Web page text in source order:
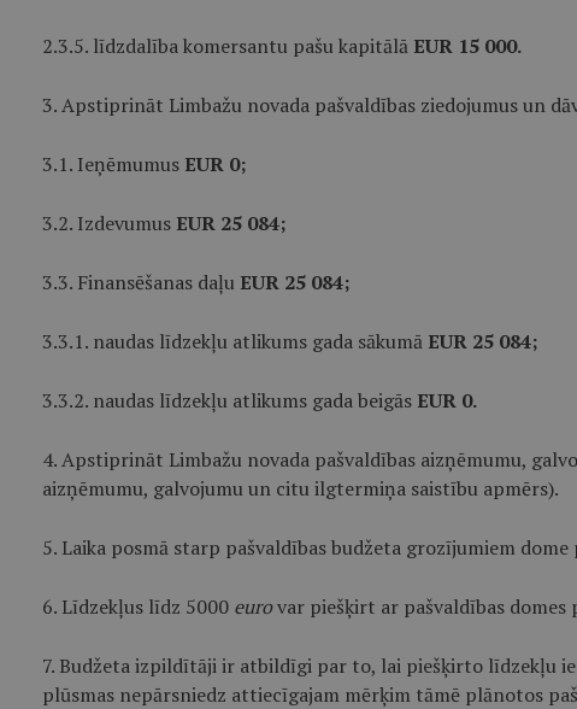
2.3.5. līdzdalība komersantu pašu kapitālā EUR 15 000.
3. Apstiprināt Limbažu novada pašvaldības ziedojumus un
3.1. Ieņēmumus EUR 0;
3.2. Izdevumus EUR 25 084;
3.3. Finansēšanas daļu EUR 25 084;
3.3.1. naudas līdzekļu atlikums gada sākumā EUR 25 084;
3.3.2. naudas līdzekļu atlikums gada beigās EUR 0.
4. Apstiprināt Limbažu novada pašvaldības aizņēmumu,
aizņēmumu, galvojumu un citu ilgtermiņa saistību apmērs).
5. Laika posmā starp pašvaldības budžeta grozījumiem
6. Līdzekļus līdz 5000 eurovar piešķirt ar pašvaldības domes
7. Budžeta izpildītāji ir atbildīgi par to, lai piešķirto līdzekļu
plūsmas nepārsniedz attiecīgajam mērķim tāmē plānotos